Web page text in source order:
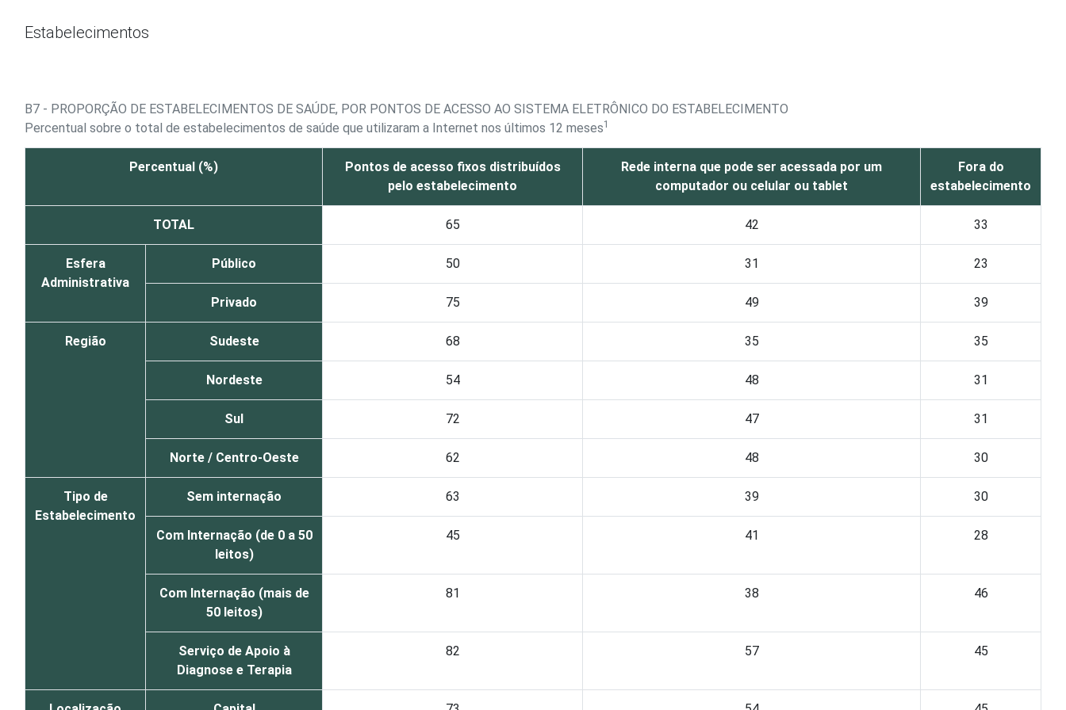
Estabelecimentos
B7 - PROPORÇÃO DE ESTABELECIMENTOS DE SAÚDE, POR PONTOS DE ACESSO AO SISTEMA ELETRÔNICO DO ESTABELECIMENTO
Percentual sobre o total de estabelecimentos de saúde que utilizaram a Internet nos últimos 12 meses1
Percentual (%)
Pontos de acesso fixos distribuídos
pelo estabelecimento
Rede interna que pode ser acessada por um
computador ou celular ou tablet
Fora do
estabelecimento
TOTAL 65 42 33
Esfera
Administrativa
Público 50 31 23
Privado 75 49 39
Região Sudeste 68 35 35
Nordeste 54 48 31
Sul 72 47 31
Norte / Centro-Oeste 62 48 30
Tipo de
Estabelecimento
Sem internação 63 39 30
Com Internação (de 0 a 50
leitos)
45 41 28
Com Internação (mais de
50 leitos)
81 38 46
Serviço de Apoio à
Diagnose e Terapia
82 57 45